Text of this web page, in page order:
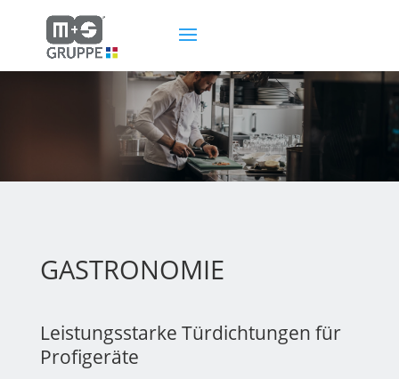
GASTRONOMIE
Leistungsstarke Türdichtungen für
Profigeräte